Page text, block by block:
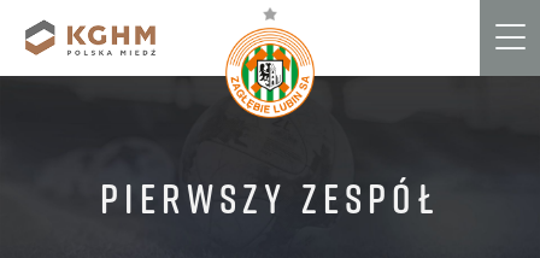
Pierwszy zespół